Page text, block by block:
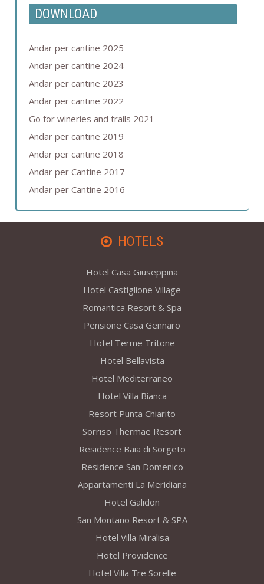
DOWNLOAD
Andar per cantine 2025
Andar per cantine 2024
Andar per cantine 2023
Andar per cantine 2022
Go for wineries and trails 2021
Andar per cantine 2019
Andar per cantine 2018
Andar per Cantine 2017
Andar per Cantine 2016
HOTELS
Hotel Casa Giuseppina
Hotel Castiglione Village
Romantica Resort & Spa
Pensione Casa Gennaro
Hotel Terme Tritone
Hotel Bellavista
Hotel Mediterraneo
Hotel Villa Bianca
Resort Punta Chiarito
Sorriso Thermae Resort
Residence Baia di Sorgeto
Residence San Domenico
Appartamenti La Meridiana
Hotel Galidon
San Montano Resort & SPA
Hotel Villa Miralisa
Hotel Providence
Hotel Villa Tre Sorelle